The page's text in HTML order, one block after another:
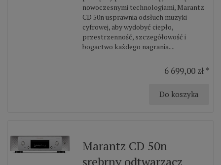
nowoczesnymi technologiami, Marantz
CD 50n usprawnia odsłuch muzyki
cyfrowej, aby wydobyć ciepło,
przestrzenność, szczegółowość i
bogactwo każdego nagrania....
6 699,00 zł *
Do koszyka
Marantz CD 50n
srebrny odtwarzacz